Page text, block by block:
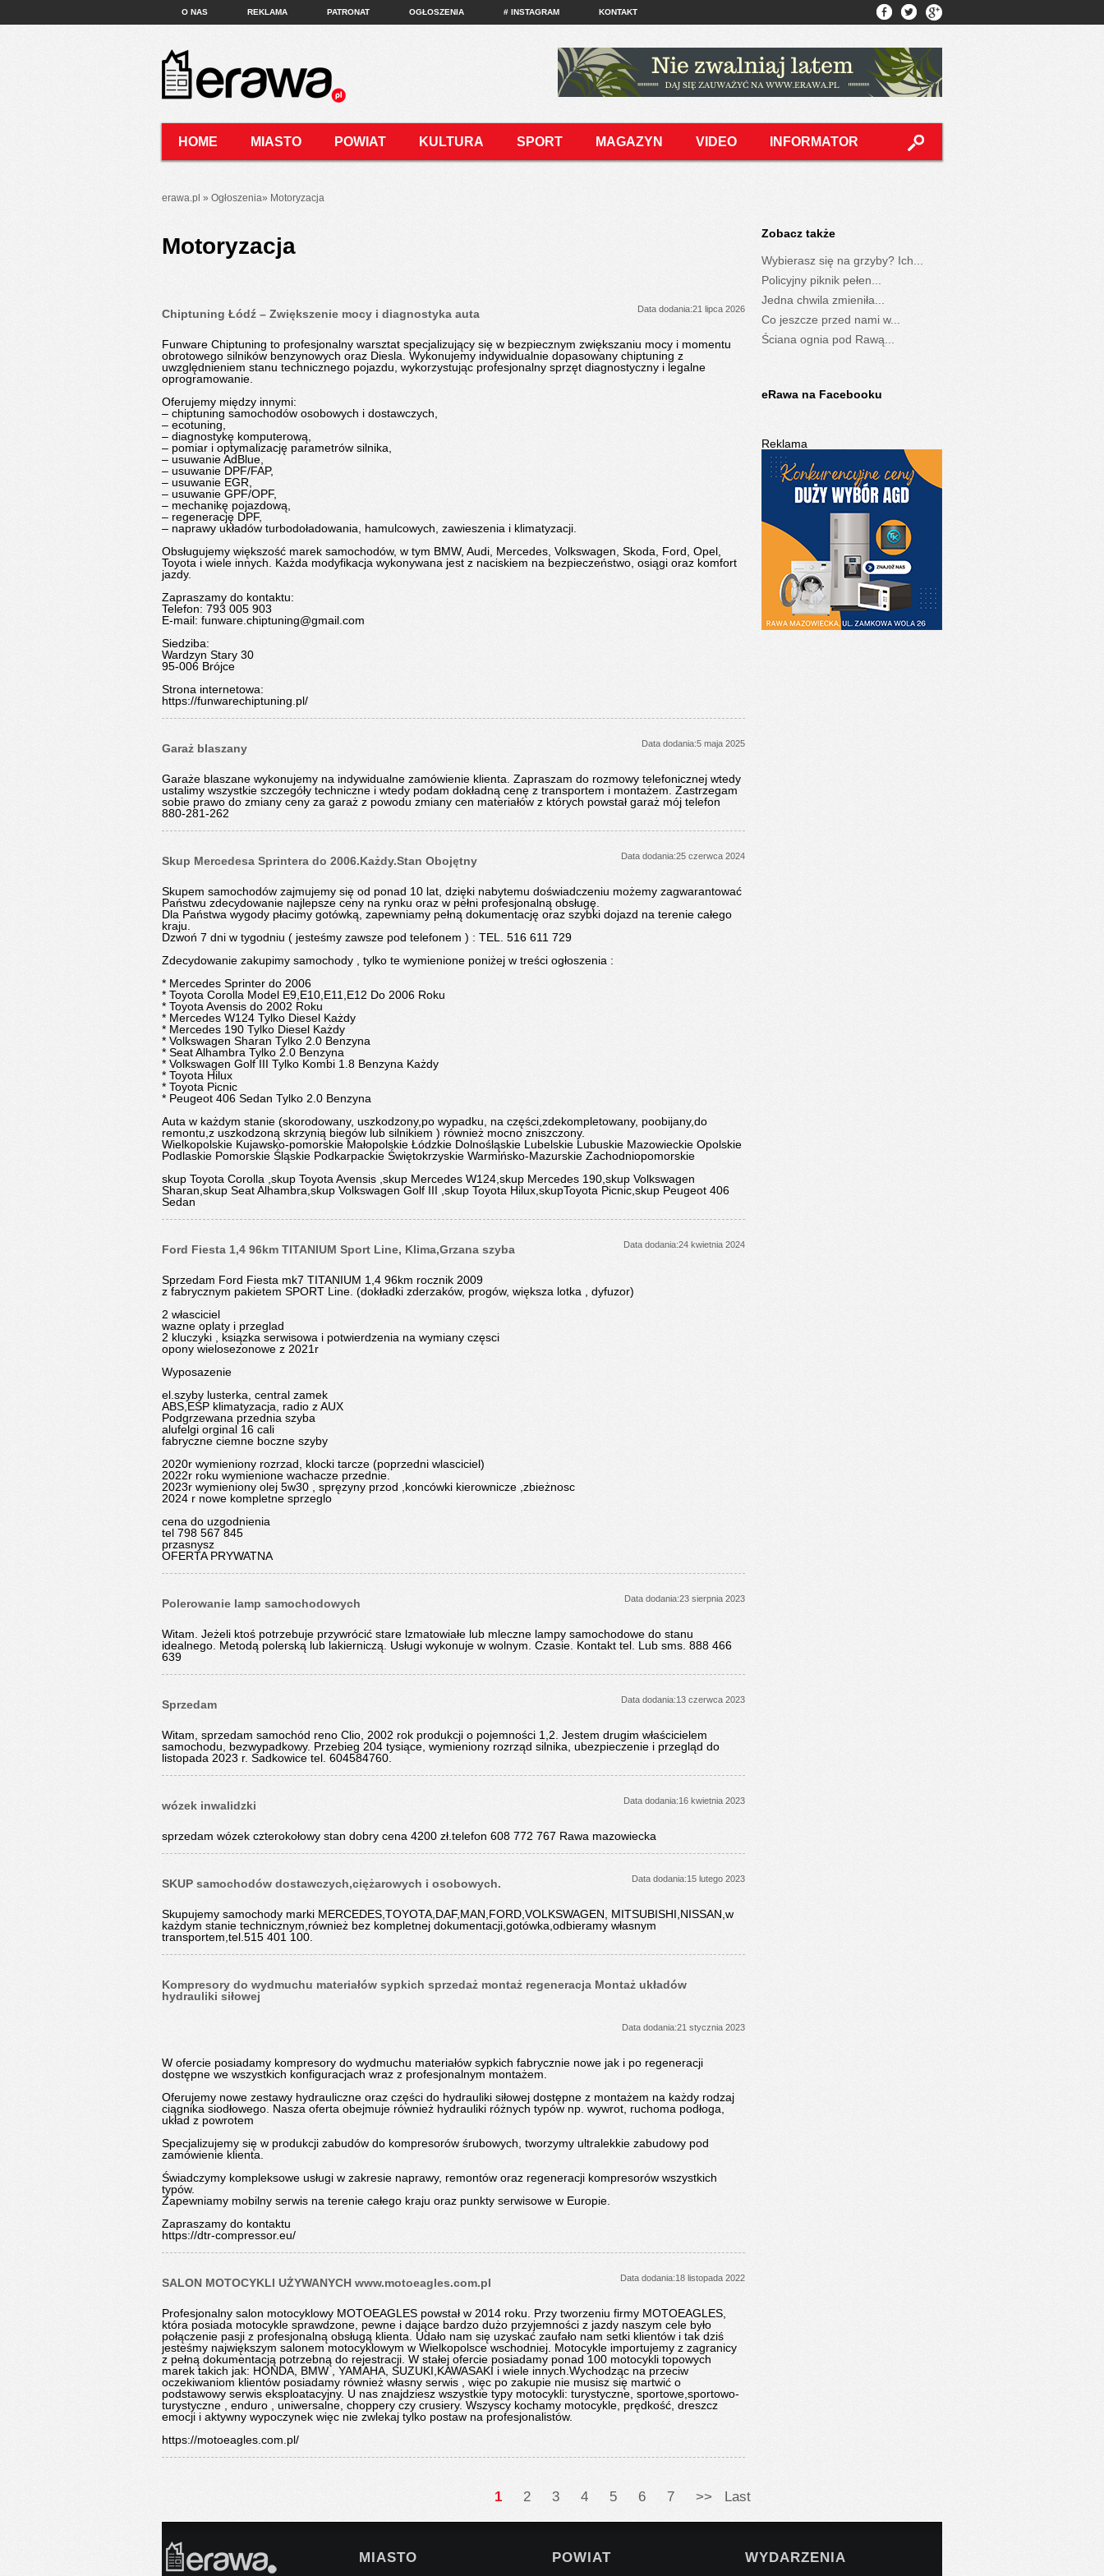
O NAS REKLAMA PATRONAT OGŁOSZENIA # INSTAGRAM KONTAKT
HOME MIASTO POWIAT KULTURA SPORT MAGAZYN VIDEO INFORMATOR
erawa.pl » Ogłoszenia» Motoryzacja
Motoryzacja
Chiptuning Łódź – Zwiększenie mocy i diagnostyka auta Data dodania:21 lipca 2026
Funware Chiptuning to profesjonalny warsztat specjalizujący się w bezpiecznym zwiększaniu mocy i momentu
obrotowego silników benzynowych oraz Diesla. Wykonujemy indywidualnie dopasowany chiptuning z
uwzględnieniem stanu technicznego pojazdu, wykorzystując profesjonalny sprzęt diagnostyczny i legalne
oprogramowanie.
Oferujemy między innymi:
– chiptuning samochodów osobowych i dostawczych,
– ecotuning,
– diagnostykę komputerową,
– pomiar i optymalizację parametrów silnika,
– usuwanie AdBlue,
– usuwanie DPF/FAP,
– usuwanie EGR,
– usuwanie GPF/OPF,
– mechanikę pojazdową,
– regenerację DPF,
– naprawy układów turbodoładowania, hamulcowych, zawieszenia i klimatyzacji.
Obsługujemy większość marek samochodów, w tym BMW, Audi, Mercedes, Volkswagen, Skoda, Ford, Opel,
Toyota i wiele innych. Każda modyfikacja wykonywana jest z naciskiem na bezpieczeństwo, osiągi oraz komfort
jazdy.
Zapraszamy do kontaktu:
Telefon: 793 005 903
E-mail: funware.chiptuning@gmail.com
Siedziba:
Wardzyn Stary 30
95-006 Brójce
Strona internetowa:
https://funwarechiptuning.pl/
Garaż blaszany Data dodania:5 maja 2025
Garaże blaszane wykonujemy na indywidualne zamówienie klienta. Zapraszam do rozmowy telefonicznej wtedy
ustalimy wszystkie szczegóły techniczne i wtedy podam dokładną cenę z transportem i montażem. Zastrzegam
sobie prawo do zmiany ceny za garaż z powodu zmiany cen materiałów z których powstał garaż mój telefon
880-281-262
Skup Mercedesa Sprintera do 2006.Każdy.Stan Obojętny Data dodania:25 czerwca 2024
Skupem samochodów zajmujemy się od ponad 10 lat, dzięki nabytemu doświadczeniu możemy zagwarantować
Państwu zdecydowanie najlepsze ceny na rynku oraz w pełni profesjonalną obsługę.
Dla Państwa wygody płacimy gotówką, zapewniamy pełną dokumentację oraz szybki dojazd na terenie całego
kraju.
Dzwoń 7 dni w tygodniu ( jesteśmy zawsze pod telefonem ) : TEL. 516 611 729
Zdecydowanie zakupimy samochody , tylko te wymienione poniżej w treści ogłoszenia :
* Mercedes Sprinter do 2006
* Toyota Corolla Model E9,E10,E11,E12 Do 2006 Roku
* Toyota Avensis do 2002 Roku
* Mercedes W124 Tylko Diesel Każdy
* Mercedes 190 Tylko Diesel Każdy
* Volkswagen Sharan Tylko 2.0 Benzyna
* Seat Alhambra Tylko 2.0 Benzyna
* Volkswagen Golf III Tylko Kombi 1.8 Benzyna Każdy
* Toyota Hilux
* Toyota Picnic
* Peugeot 406 Sedan Tylko 2.0 Benzyna
Auta w każdym stanie (skorodowany, uszkodzony,po wypadku, na części,zdekompletowany, poobijany,do
remontu,z uszkodzoną skrzynią biegów lub silnikiem ) również mocno zniszczony.
Wielkopolskie Kujawsko-pomorskie Małopolskie Łódzkie Dolnośląskie Lubelskie Lubuskie Mazowieckie Opolskie
Podlaskie Pomorskie Śląskie Podkarpackie Świętokrzyskie Warmińsko-Mazurskie Zachodniopomorskie
skup Toyota Corolla ,skup Toyota Avensis ,skup Mercedes W124,skup Mercedes 190,skup Volkswagen
Sharan,skup Seat Alhambra,skup Volkswagen Golf III ,skup Toyota Hilux,skupToyota Picnic,skup Peugeot 406
Sedan
Ford Fiesta 1,4 96km TITANIUM Sport Line, Klima,Grzana szyba Data dodania:24 kwietnia 2024
Sprzedam Ford Fiesta mk7 TITANIUM 1,4 96km rocznik 2009
z fabrycznym pakietem SPORT Line. (dokładki zderzaków, progów, większa lotka , dyfuzor)
2 własciciel
wazne oplaty i przeglad
2 kluczyki , ksiązka serwisowa i potwierdzenia na wymiany częsci
opony wielosezonowe z 2021r
Wyposazenie
el.szyby lusterka, central zamek
ABS,ESP klimatyzacja, radio z AUX
Podgrzewana przednia szyba
alufelgi orginal 16 cali
fabryczne ciemne boczne szyby
2020r wymieniony rozrzad, klocki tarcze (poprzedni wlasciciel)
2022r roku wymienione wachacze przednie.
2023r wymieniony olej 5w30 , spręzyny przod ,koncówki kierownicze ,zbieżnosc
2024 r nowe kompletne sprzeglo
cena do uzgodnienia
tel 798 567 845
przasnysz
OFERTA PRYWATNA
Polerowanie lamp samochodowych Data dodania:23 sierpnia 2023
Witam. Jeżeli ktoś potrzebuje przywrócić stare lzmatowiałe lub mleczne lampy samochodowe do stanu
idealnego. Metodą polerską lub lakierniczą. Usługi wykonuje w wolnym. Czasie. Kontakt tel. Lub sms. 888 466
639
Sprzedam Data dodania:13 czerwca 2023
Witam, sprzedam samochód reno Clio, 2002 rok produkcji o pojemności 1,2. Jestem drugim właścicielem
samochodu, bezwypadkowy. Przebieg 204 tysiące, wymieniony rozrząd silnika, ubezpieczenie i przegląd do
listopada 2023 r. Sadkowice tel. 604584760.
wózek inwalidzki Data dodania:16 kwietnia 2023
sprzedam wózek czterokołowy stan dobry cena 4200 zł.telefon 608 772 767 Rawa mazowiecka
SKUP samochodów dostawczych,ciężarowych i osobowych. Data dodania:15 lutego 2023
Skupujemy samochody marki MERCEDES,TOYOTA,DAF,MAN,FORD,VOLKSWAGEN, MITSUBISHI,NISSAN,w
każdym stanie technicznym,również bez kompletnej dokumentacji,gotówka,odbieramy własnym
transportem,tel.515 401 100.
Kompresory do wydmuchu materiałów sypkich sprzedaż montaż regeneracja Montaż układów
hydrauliki siłowej
Data dodania:21 stycznia 2023
W ofercie posiadamy kompresory do wydmuchu materiałów sypkich fabrycznie nowe jak i po regeneracji
dostępne we wszystkich konfiguracjach wraz z profesjonalnym montażem.
Oferujemy nowe zestawy hydrauliczne oraz części do hydrauliki siłowej dostępne z montażem na każdy rodzaj
ciągnika siodłowego. Nasza oferta obejmuje również hydrauliki różnych typów np. wywrot, ruchoma podłoga,
układ z powrotem
Specjalizujemy się w produkcji zabudów do kompresorów śrubowych, tworzymy ultralekkie zabudowy pod
zamówienie klienta.
Świadczymy kompleksowe usługi w zakresie naprawy, remontów oraz regeneracji kompresorów wszystkich
typów.
Zapewniamy mobilny serwis na terenie całego kraju oraz punkty serwisowe w Europie.
Zapraszamy do kontaktu
https://dtr-compressor.eu/
SALON MOTOCYKLI UŻYWANYCH www.motoeagles.com.pl Data dodania:18 listopada 2022
Profesjonalny salon motocyklowy MOTOEAGLES powstał w 2014 roku. Przy tworzeniu firmy MOTOEAGLES,
która posiada motocykle sprawdzone, pewne i dające bardzo dużo przyjemności z jazdy naszym cele było
połączenie pasji z profesjonalną obsługą klienta. Udało nam się uzyskać zaufało nam setki klientów i tak dziś
jesteśmy największym salonem motocyklowym w Wielkopolsce wschodniej. Motocykle importujemy z zagranicy
z pełną dokumentacją potrzebną do rejestracji. W stałej ofercie posiadamy ponad 100 motocykli topowych
marek takich jak: HONDA, BMW , YAMAHA, SUZUKI,KAWASAKI i wiele innych.Wychodząc na przeciw
oczekiwaniom klientów posiadamy również własny serwis , więc po zakupie nie musisz się martwić o
podstawowy serwis eksploatacyjny. U nas znajdziesz wszystkie typy motocykli: turystyczne, sportowe,sportowo-
turystyczne , enduro , uniwersalne, choppery czy crusiery. Wszyscy kochamy motocykle, prędkość, dreszcz
emocji i aktywny wypoczynek więc nie zwlekaj tylko postaw na profesjonalistów.
https://motoeagles.com.pl/
1 2 3 4 5 6 7 >> Last
Zobacz także
Wybierasz się na grzyby? Ich...
Policyjny piknik pełen...
Jedna chwila zmieniła...
Co jeszcze przed nami w...
Ściana ognia pod Rawą...
eRawa na Facebooku
Reklama
MIASTO POWIAT WYDARZENIA